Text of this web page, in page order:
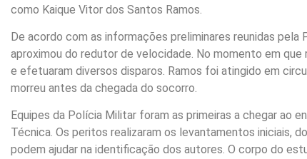
como Kaique Vitor dos Santos Ramos.
De acordo com as informações preliminares reunidas
aproximou do redutor de velocidade. No momento em
e efetuaram diversos disparos. Ramos foi atingido em
morreu antes da chegada do socorro.
Equipes da Polícia Militar foram as primeiras a chegar ao
Técnica. Os peritos realizaram os levantamentos iniciais,
podem ajudar na identificação dos autores. O corpo do